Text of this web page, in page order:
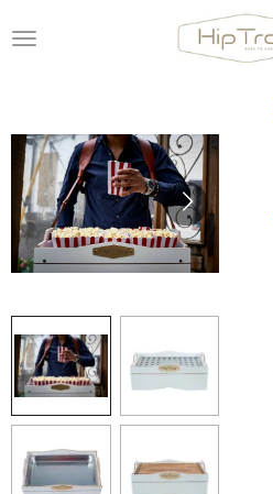
direct
hoofdinhoud